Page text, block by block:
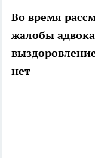
Во время
жалобы
нет